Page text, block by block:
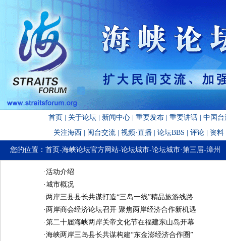
首页 关于论坛 新闻中心 |重要发布 |重要讲话 |中国
关注海西
闽台交流 |视频·直播 |论坛BBS |评论 资料
您的位置： 首页-海峡论坛官方网站-论坛城市-论坛城市·第三届-漳州
·活动介绍
·城市概况
· 两岸三县县长共谋打造“三岛一线”精品旅游线路
· 两岸商会经济论坛召开 聚焦两岸经济合作新机遇
·第二十届海峡两岸关帝文化节在福建东山岛开幕
·海峡两岸三岛县长共谋构建“东金澎经济合作圈”